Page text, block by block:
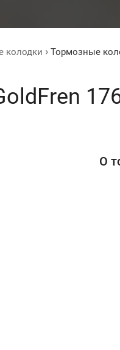
колодки Тормозные
О